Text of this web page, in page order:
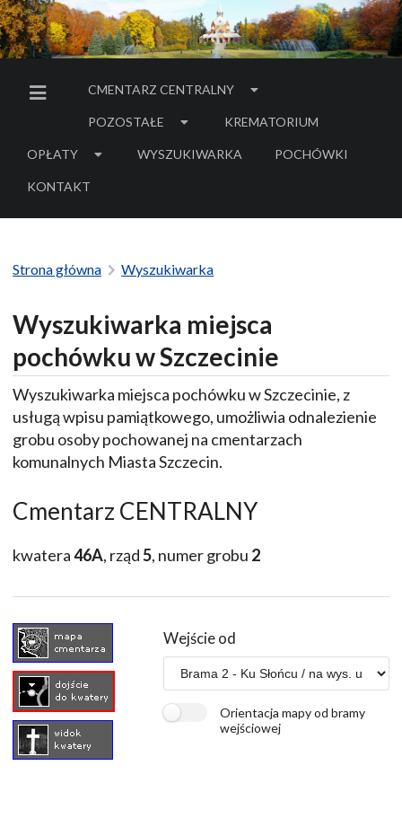
MENU BOCZNE
CMENTARZ CENTRALNY
POZOSTAŁE KREMATORIUM
OPŁATY WYSZUKIWARKA POCHÓWKI
- LINK DO SERWISU
KONTAKT
Strona główna Wyszukiwarka
Wyszukiwarka miejsca
pochówku w Szczecinie
Wyszukiwarka miejsca pochówku w Szczecinie, z
usługą wpisu pamiątkowego, umożliwia odnalezienie
grobu osoby pochowanej na cmentarzach
komunalnych Miasta Szczecin.
Cmentarz CENTRALNY
kwatera46A, rząd5, numer grobu 2
Wejście od
Orientacja mapy od bramy
wejściowej